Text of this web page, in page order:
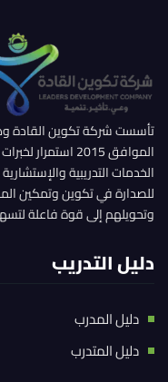
الموافق 2015
الخدمات التدريبية
للصدارة في تكوين وتمكين
وتحويلهم إلى قوة فاعلة
دليل التدريب
دليل المدرب
دليل المتدرب